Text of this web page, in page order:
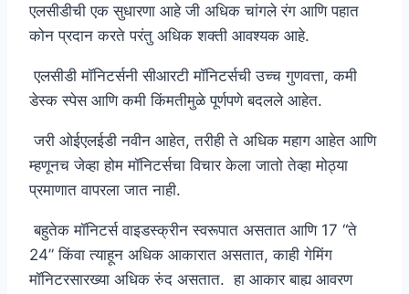
एलसीडीची एक सुधारणा आहे जी अधिक चांगले रंग आणि पहात
कोन प्रदान करते परंतु अधिक शक्ती आवश्यक आहे.
एलसीडी मॉनिटर्सनी सीआरटी मॉनिटर्सची उच्च गुणवत्ता, कमी
डेस्क स्पेस आणि कमी किंमतीमुळे पूर्णपणे बदलले आहेत.
जरी ओईएलईडी नवीन आहेत, तरीही ते अधिक महाग आहेत आणि
म्हणूनच जेव्हा होम मॉनिटर्सचा विचार केला जातो तेव्हा मोठ्या
प्रमाणात वापरला जात नाही.
बहुतेक मॉनिटर्स वाइडस्क्रीन स्वरूपात असतात आणि 17 “ते
24” किंवा त्याहून अधिक आकारात असतात, काही गेमिंग
मॉनिटरसारख्या अधिक रुंद असतात. हा आकार बाह्य आवरण